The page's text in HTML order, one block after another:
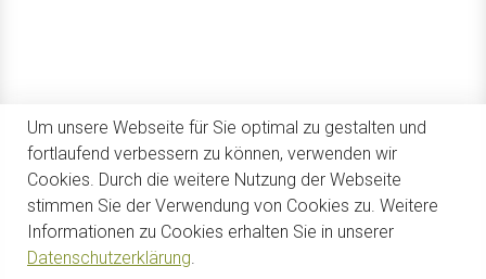
Um unsere Webseite für Sie optimal zu gestalten und
fortlaufend verbessern zu können, verwenden wir
Cookies. Durch die weitere Nutzung der Webseite
stimmen Sie der Verwendung von Cookies zu. Weitere
Informationen zu Cookies erhalten Sie in unserer
Datenschutzerklärung.